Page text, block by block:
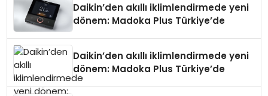
Daikin’den akıllı iklimlendirmede yeni
dönem: Madoka Plus Türkiye’de
Daikin’den akıllı iklimlendirmede yeni
dönem: Madoka Plus Türkiye’de